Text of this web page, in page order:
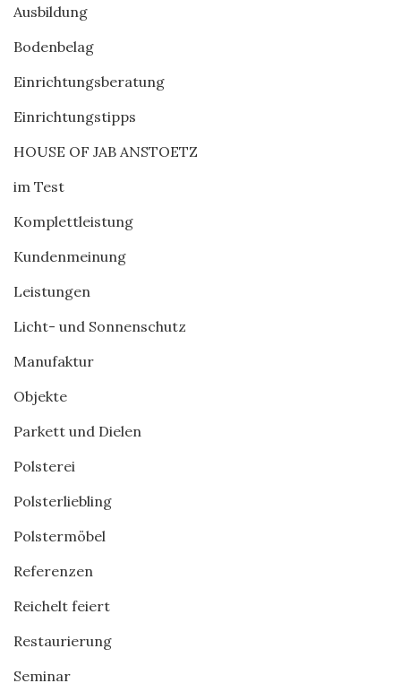
Ausbildung
Bodenbelag
Einrichtungsberatung
Einrichtungstipps
HOUSE OF JAB ANSTOETZ
im Test
Komplettleistung
Kundenmeinung
Leistungen
Licht- und Sonnenschutz
Manufaktur
Objekte
Parkett und Dielen
Polsterei
Polsterliebling
Polstermöbel
Referenzen
Reichelt feiert
Restaurierung
Seminar